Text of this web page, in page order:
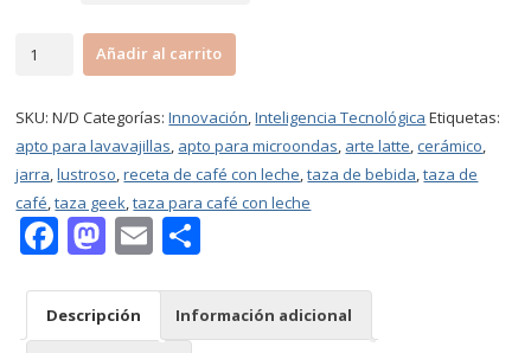
$17.00
hasta
$21.00
"¿Por
qué
innovar?"
para
Latte
Art,
de
Digital
Añadir al carrito
SKU:N/D Categorías:Innovación,Inteligencia Tecnológica Etiquetas:
apto para lavavajillas, apto para microondas, arte latte,cerámico,
jarra,lustroso,receta de café con leche,taza de bebida,taza de
café,taza geek,taza para café con leche
Facebook
Mastodon
Email
Descripción Información adicional